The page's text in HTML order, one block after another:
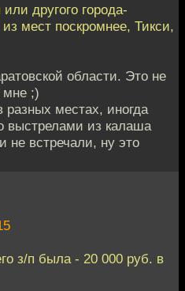
другого города-
из мест поскромнее, Тикси,
области. Это не
мне ;)
разных местах, иногда
выстрелами из калаша
не встречали, ну это
з/п была - 20 000 руб. в